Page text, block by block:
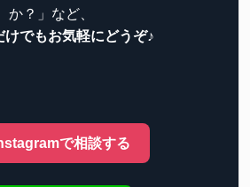
か？」など、
けでもお気軽にどうぞ♪
で相談する